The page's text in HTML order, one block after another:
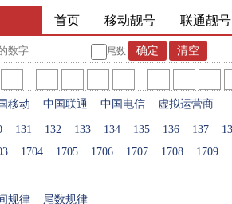
首页 移动靓号 联通靓号
尾数
移动 中国联通 中国电信 虚拟运营商
131 132 133 134 135 136 137
1704 1705 1706 1707 1708 1709
规律 尾数规律